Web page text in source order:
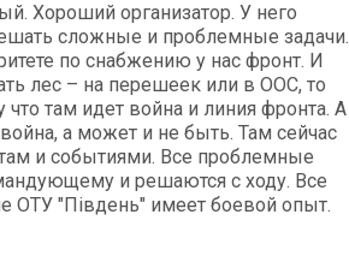
Хороший организатор. У него
сложные и проблемные задачи.
по снабжению у нас фронт. И
лес – на перешеек или в ООС, то
там идет война и линия фронта. А
а может и не быть. Там сейчас
и событиями. Все проблемные
и решаются с ходу. Все
ОТУ "Південь" имеет боевой опыт.